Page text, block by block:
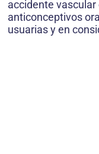
accidente
anticonceptivos
usuarias y en